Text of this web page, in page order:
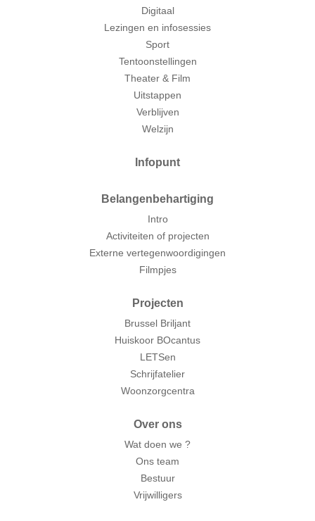
Digitaal
Lezingen en infosessies
Sport
Tentoonstellingen
Theater & Film
Uitstappen
Verblijven
Welzijn
Infopunt
Belangenbehartiging
Intro
Activiteiten of projecten
Externe vertegenwoordigingen
Filmpjes
Projecten
Brussel Briljant
Huiskoor BOcantus
LETSen
Schrijfatelier
Woonzorgcentra
Over ons
Wat doen we ?
Ons team
Bestuur
Vrijwilligers